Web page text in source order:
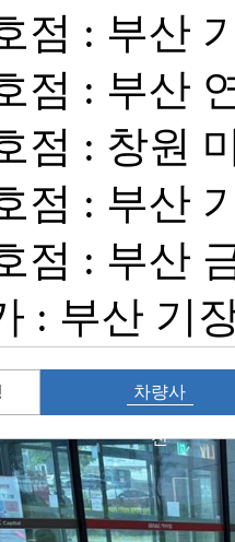
점 : 부산
점 : 부산
점 : 창원
점 : 부산
점 : 부산
: 부산 기
차량사
진